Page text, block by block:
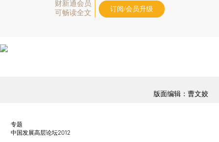
财新通会员
可畅读全文
订阅/会员升级
版面编辑：曹文姣
专题
中国发展高层论坛2012